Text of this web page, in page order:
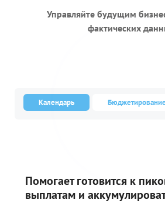
Управляйте будущим
фактических
Календарь Бюджетирование
Помогает готовится к
выплатам и